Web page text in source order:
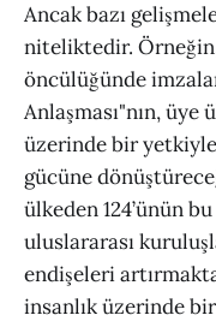
Ancak bazı
niteliktedir.
öncülüğünde
Anlaşması"nın, üye
üzerinde bir yetkiyle
gücüne
ülkeden 124’ünün
uluslararası
endişeleri
insanlık üzerinde